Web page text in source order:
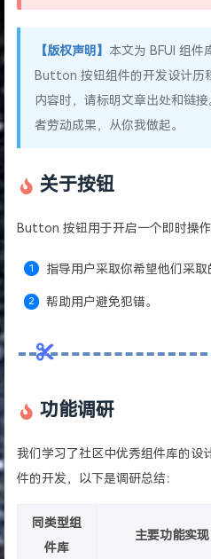
【版权声明】 本文为 BFUI 组件
Button 按钮组件的开发设计历
内容时，请标明文章出处和链
者劳动成果，从你我做起。
关于按钮
Button 按钮用于开启一个即时操作
指导用户采取你希望他们采取
帮助用户避免犯错。
功能调研
我们学习了社区中优秀组件库的设
件的开发，以下是调研总结：
同类型组
件库
主要功能实现